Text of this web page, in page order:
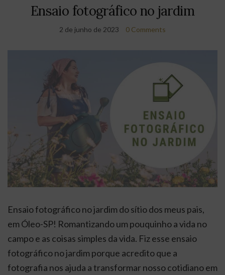
Ensaio fotográfico no jardim
2 de junho de 2023 0 Comments
Ensaio fotográfico no jardim do sítio dos meus pais,
em Óleo-SP! Romantizando um pouquinho a vida no
campo e as coisas simples da vida. Fiz esse ensaio
fotográfico no jardim porque acredito que a
fotografia nos ajuda a transformar nosso cotidiano em